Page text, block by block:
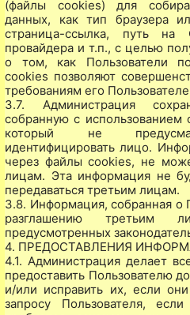
(файлы cookies) для
данных, как тип браузера
страница-ссылка, путь на
провайдера и т.п., с целью
о том, как Пользователи
cookies позволяют
требованиям его
3.7. Администрация
собранную с
который не
идентифицировать лицо.
через файлы cookies, не
лицам. Эта информация не
передаваться третьим лицам.
3.8. Информация, собранная о
разглашению третьим
предусмотренных
4. ПРЕДОСТАВЛЕНИЯ
4.1. Администрация делает
предоставить Пользователю
и/или исправить их, если
запросу Пользователя,